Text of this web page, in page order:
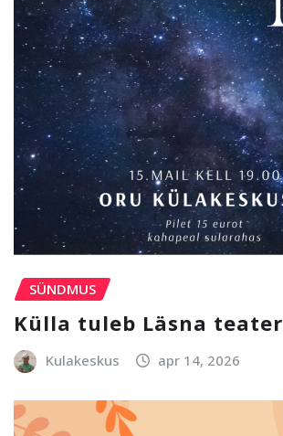
SÜNDMUS
Külla tuleb Läsna teater
Kulakeskus apr 14, 2026